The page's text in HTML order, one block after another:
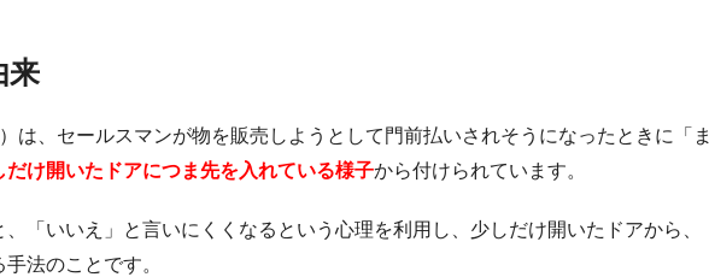
来
は、セールスマンが物を販売しようとして門前払いされそうになったときに「ま
だけ開いたドアにつま先を入れている様子から付けられています。
「いいえ」と言いにくくなるという心理を利用し、少しだけ開いたドアから、
法のことです。